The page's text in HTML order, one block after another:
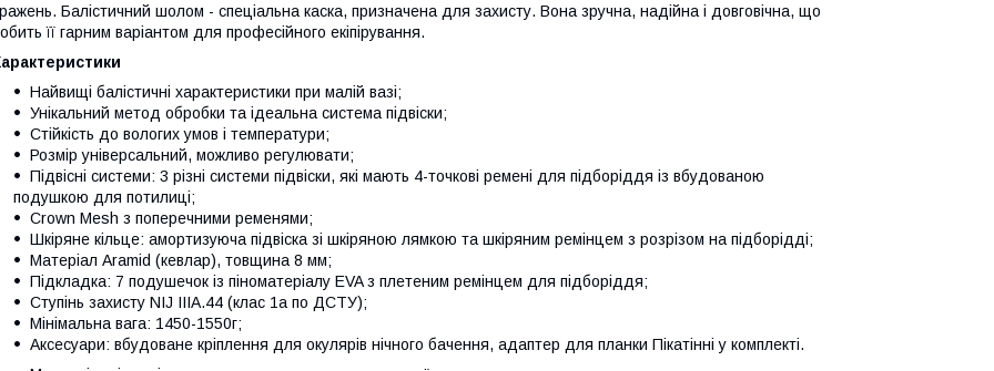
Балістичний шолом - спеціальна каска, призначена для захисту. Вона зручна, надійна і довговічна, що
її гарним варіантом для професійного екіпірування.
Найвищі балістичні характеристики при малій вазі;
Унікальний метод обробки та ідеальна система підвіски;
Стійкість до вологих умов і температури;
Розмір універсальний, можливо регулювати;
Підвісні системи: 3 різні системи підвіски, які мають 4-точкові ремені для підборіддя із вбудованою
подушкою для потилиці;
Crown Mesh з поперечними ременями;
Шкіряне кільце: амортизуюча підвіска зі шкіряною лямкою та шкіряним ремінцем з розрізом на підборідді;
Матеріал Aramid (кевлар), товщина 8 мм;
Підкладка: 7 подушечок із піноматеріалу EVA з плетеним ремінцем для підборіддя;
Ступінь захисту NIJ IIIA.44 (клас 1а по ДСТУ);
Мінімальна вага: 1450-1550г;
Аксесуари: вбудоване кріплення для окулярів нічного бачення, адаптер для планки Пікатінні у комплекті.